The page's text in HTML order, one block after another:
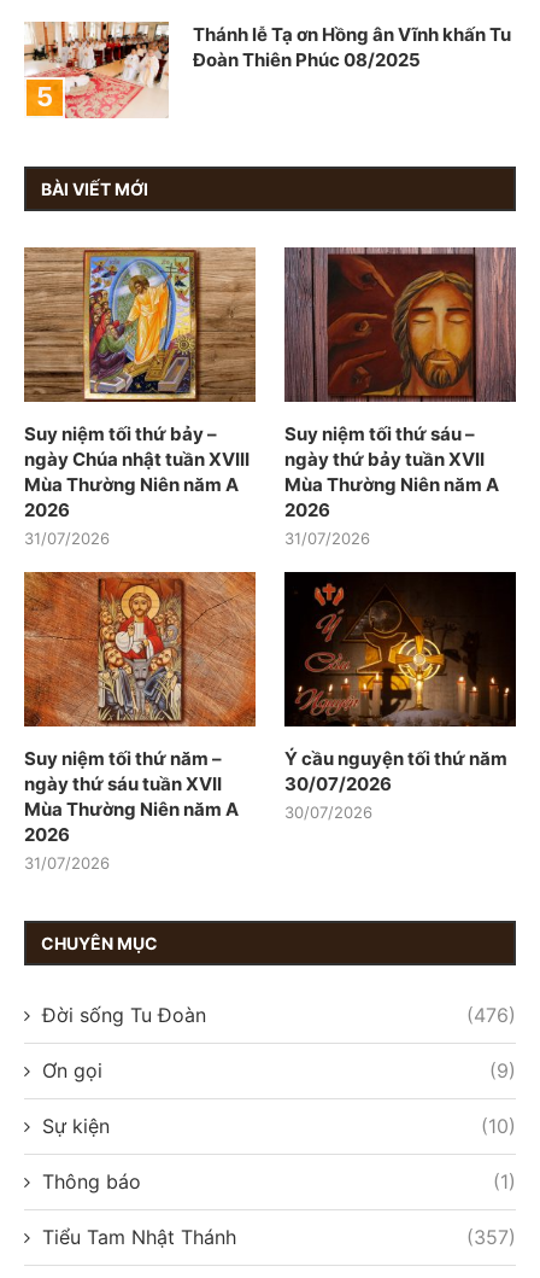
Thánh lễ Tạ ơn Hồng ân Vĩnh khấn Tu
Đoàn Thiên Phúc 08/2025
BÀI VIẾT MỚI
Suy niệm tối thứ bảy –
ngày Chúa nhật tuần XVIII
Mùa Thường Niên năm A
2026
31/07/2026
Suy niệm tối thứ sáu –
ngày thứ bảy tuần XVII
Mùa Thường Niên năm A
2026
31/07/2026
Suy niệm tối thứ năm –
ngày thứ sáu tuần XVII
Mùa Thường Niên năm A
2026
31/07/2026
Ý cầu nguyện tối thứ năm
30/07/2026
30/07/2026
CHUYÊN MỤC
Đời sống Tu Đoàn (476)
Ơn gọi (9)
Sự kiện (10)
Thông báo (1)
Tiểu Tam Nhật Thánh (357)